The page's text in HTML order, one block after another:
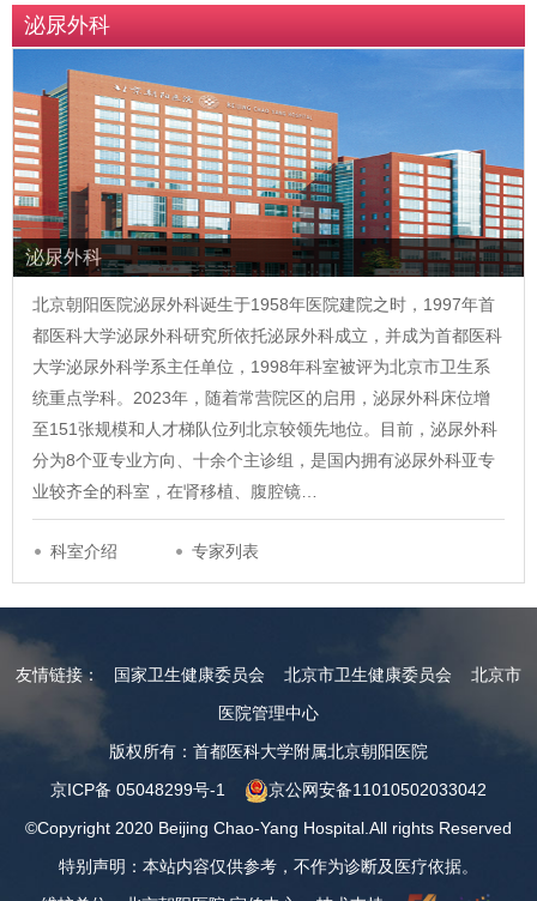
泌尿外科
泌尿外科
北京朝阳医院泌尿外科诞生于1958年医院建院之时，1997年首
都医科大学泌尿外科研究所依托泌尿外科成立，并成为首都医科
大学泌尿外科学系主任单位，1998年科室被评为北京市卫生系
统重点学科。2023年，随着常营院区的启用，泌尿外科床位增
至151张规模和人才梯队位列北京较领先地位。目前，泌尿外科
分为8个亚专业方向、十余个主诊组，是国内拥有泌尿外科亚专
业较齐全的科室，在肾移植、腹腔镜…
科室介绍 专家列表
友情链接： 国家卫生健康委员会 北京市卫生健康委员会
北京市
医院管理中心
版权所有：首都医科大学附属北京朝阳医院
京ICP备 05048299号-1
京公网安备11010502033042
©Copyright 2020 Beijing Chao-Yang Hospital.All rights Reserved
特别声明：本站内容仅供参考，不作为诊断及医疗依据。